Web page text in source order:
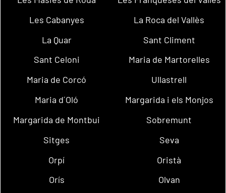
Les Cabanyes
La Roca del Vallès
La Quar
Sant Climent
Sant Celoni
Maria de Martorelles
Maria de Corcó
Ullastrell
Maria d´Oló
Margarida i els Monjos
Margarida de Montbui
Sobremunt
Sitges
Seva
Orpí
Oristà
Orís
Olvan